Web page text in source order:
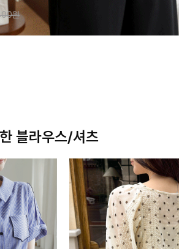
편안하게 착용되며 데일리룩부터 출근룩, 하객룩까지 세련된 스
원
블라우스/셔츠